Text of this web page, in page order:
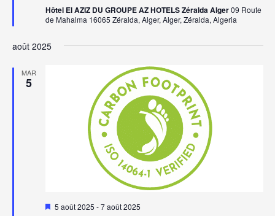
Hôtel El AZIZ DU GROUPE AZ HOTELS Zéralda Alger09 Route
de Mahalma 16065 Zéralda, Alger, Alger, Zéralda, Algeria
août 2025
MAR
5
Mis
5 août 2025 -7 août 2025